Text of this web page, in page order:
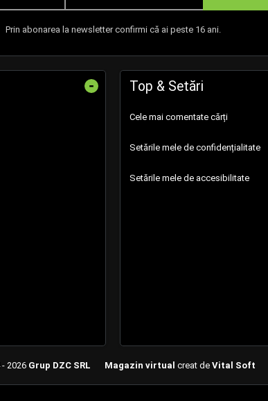
Prin abonarea la newsletter confirmi că ai peste 16 ani.
- Top & Setări
Cele mai comentate cărți
Setările mele de confidențialitate
Setările mele de accesibilitate
2026 Grup DZC SRL Magazin virtual creat de Vital Soft